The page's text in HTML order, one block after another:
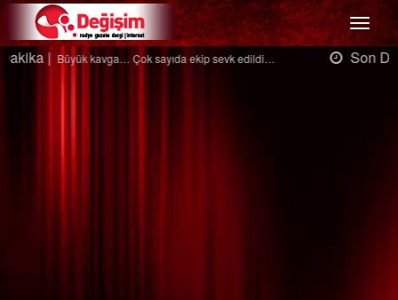
Menü
Son Dakika |Ağaçtan düştü…